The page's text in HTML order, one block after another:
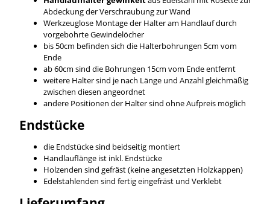
Abdeckung der Verschraubung zur Wand
Werkzeuglose Montage der Halter am Handlauf durch
vorgebohrte Gewindelöcher
bis 50cm befinden sich die Halterbohrungen 5cm vom
Ende
ab 60cm sind die Bohrungen 15cm vom Ende entfernt
weitere Halter sind je nach Länge und Anzahl gleichmäßig
zwischen diesen angeordnet
andere Positionen der Halter sind ohne Aufpreis möglich
Endstücke
die Endstücke sind beidseitig montiert
Handlauflänge ist inkl. Endstücke
Holzenden sind gefräst (keine angesetzten Holzkappen)
Edelstahlenden sind fertig eingefräst und Verklebt